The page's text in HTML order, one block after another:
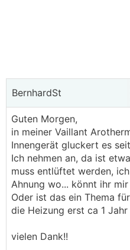
BernhardSt
Guten Morgen,
in meiner Vaillant
Innengerät gluckert es
Ich nehmen an, da ist
muss entlüftet werden,
Ahnung wo... könnt ihr
Oder ist das ein Thema
die Heizung erst ca 1
vielen Dank!!